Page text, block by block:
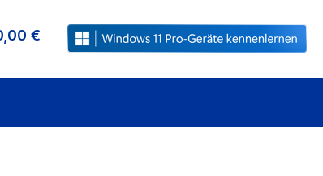
€ Warenkorb enthält 0 Positionen. Der